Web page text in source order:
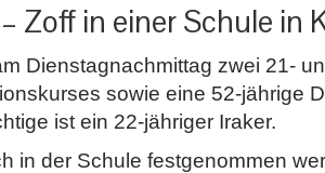
Zoff in einer Schule in
Dienstagnachmittag zwei 21-
sowie eine 52-jährige
ist ein 22-jähriger Iraker.
in der Schule festgenommen